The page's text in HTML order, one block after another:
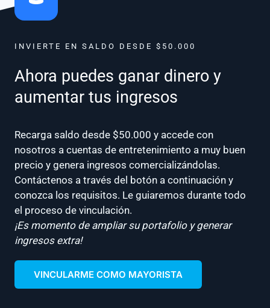
INVIERTE EN SALDO DESDE $50.000
Ahora puedes ganar dinero y
aumentar tus ingresos
Recarga saldo desde $50.000 y accede con
nosotros a cuentas de entretenimiento a muy buen
precio y genera ingresos comercializándolas.
Contáctenos a través del botón a continuación y
conozca los requisitos. Le guiaremos durante todo
el proceso de vinculación.
¡Es momento de ampliar su portafolio y generar
ingresos extra!
VINCULARME COMO MAYORISTA